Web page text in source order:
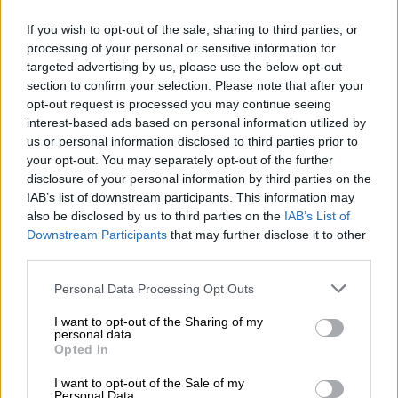
If you wish to opt-out of the sale, sharing to third parties, or
processing of your personal or sensitive information for
targeted advertising by us, please use the below opt-out
section to confirm your selection. Please note that after your
opt-out request is processed you may continue seeing
interest-based ads based on personal information utilized by
us or personal information disclosed to third parties prior to
your opt-out. You may separately opt-out of the further
disclosure of your personal information by third parties on the
IAB’s list of downstream participants. This information may
also be disclosed by us to third parties on the IAB’s List of
Downstream Participants that may further disclose it to other
Personal Data Processing Opt Outs
I want to opt-out of the Sharing of my
personal data.
Opted In
I want to opt-out of the Sale of my
un corredor comercial y estratégico, así como
un espacio de disputa para potencias coloniales
y regionales.
El principal conflicto regional que afecta a
Afganistán es la competencia por la
hegemonía regional entre Pakistán e India,
dos Estados enfrentados, además, por el
territorio de Cachemira.
2021, provocómovimientos geopolíticos
décadas de guerra y más de cuatro décadas de
implicación en el conflicto interno afgano (desde
contra la invasión soviética entre 1979 y 1989),